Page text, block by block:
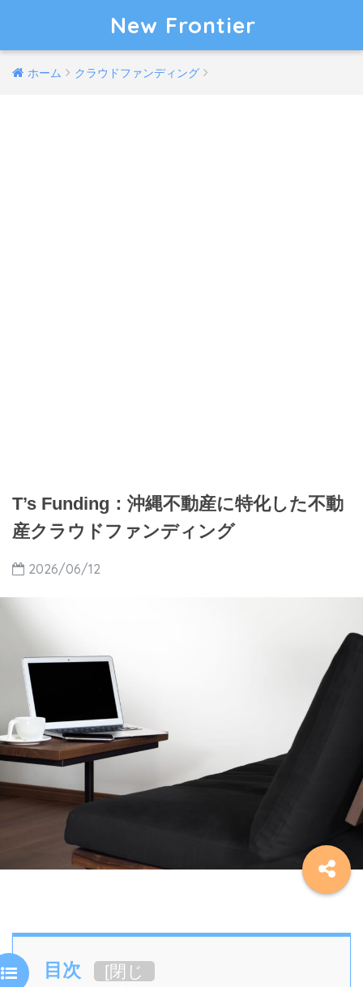
New Frontier
ホーム クラウドファンディング
T’s Funding：沖縄不動産に特化した不動
産クラウドファンディング
2026/06/12
目次 [閉じ